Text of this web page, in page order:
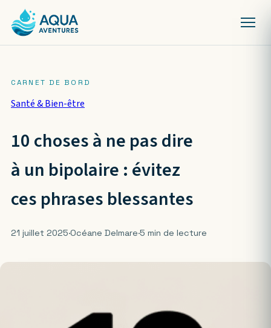
Santé & Bien-être
10 choses à ne pas dire
à un bipolaire : évitez
ces phrases blessantes
21 juillet 2025·Océane Delmare·5 min de lecture